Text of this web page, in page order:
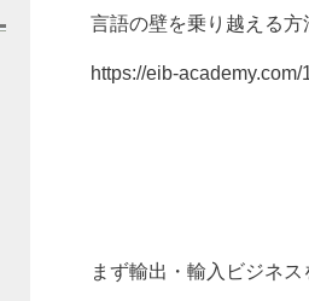
言語の壁を乗り越える方
https://eib-academy.com/
まず輸出・輸入ビジネス